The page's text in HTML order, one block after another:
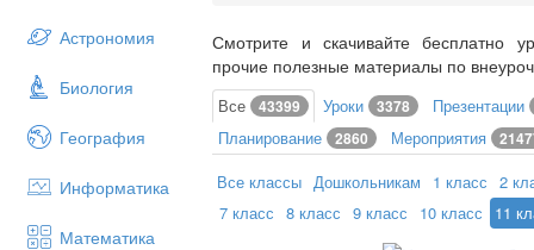
Астрономия
Биология
География
Информатика
Математика
Смотрите и скачивайте бесплатно
прочие полезные материалы по
Все 43399 Уроки 3378
Презентации
Планирование 2860 Мероприятия
Все классы Дошкольникам 1 класс 2
7 класс 8 класс 9 класс 10 класс 11